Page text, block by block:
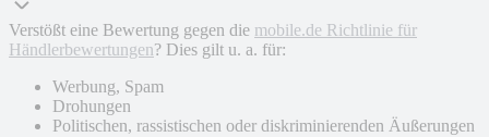
Verstößt eine Bewertung gegen die mobile.de Richtlinie für
Händlerbewertungen? Dies gilt u. a. für:
Werbung, Spam
Drohungen
Politischen, rassistischen oder diskriminierenden Äußerungen